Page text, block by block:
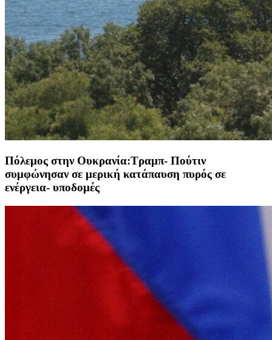
Πόλεμος στην Ουκρανία:Τραμπ- Πούτιν
συμφώνησαν σε μερική κατάπαυση πυρός σε
ενέργεια- υποδομές